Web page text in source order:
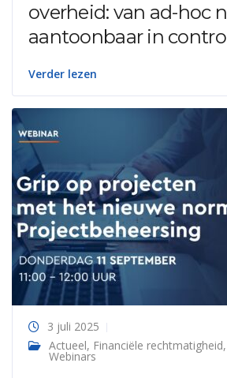
overheid: van ad-hoc
aantoonbaar in
Verder lezen
3 juli 2025
Actueel, Financiële rechtmatigheid,
Webinars